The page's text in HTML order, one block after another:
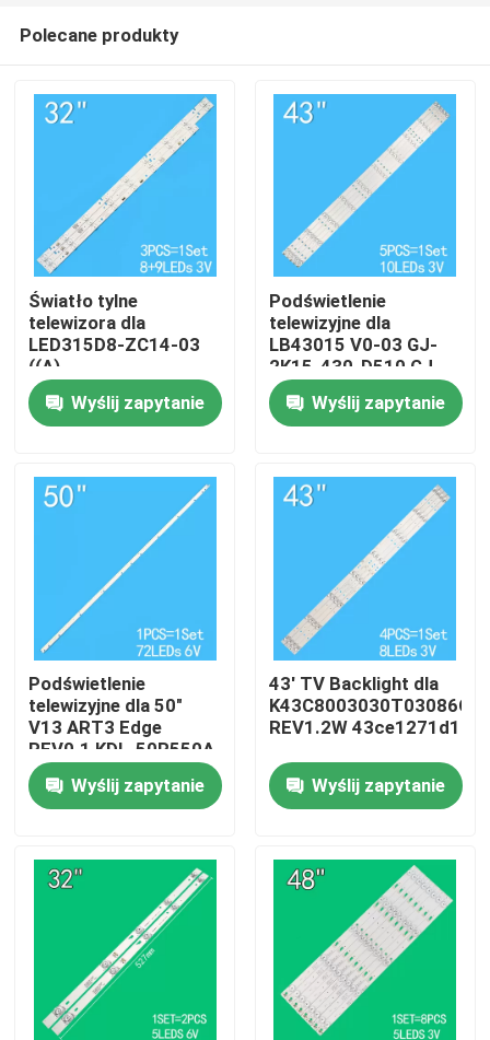
Dom
Produkty
O nas
Wycieczka po fabryce
Kontrola jakości
Aktualności
Poprosić o wycenę
Podświetlenie telewizora LED
Polecane produkty
Światło tylne
telewizora dla
LED315D8-ZC14-03
((A)
315D3503V1W4C1BX2-
55917M
30331509207
Wyślij zapytanie
Podświetlenie
telewizyjne dla
LB43015 V0-03 GJ-
2K15-430-D510 GJ-
2K16-430-D510-V4
Wyślij zapytanie
Podświetlenie
telewizyjne dla 50"
V13 ART3 Edge
REV0.1 KDL-50R550A
6922L-0083A
6916L1291A
Wyślij zapytanie
43' TV Backlight dla
K43C8003030T03086C9-
REV1.2W 43ce1271d1
Wyślij zapytanie